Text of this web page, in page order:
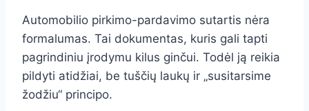
Automobilio pirkimo-pardavimo sutartis nėra
formalumas. Tai dokumentas, kuris gali tapti
pagrindiniu įrodymu kilus ginčui. Todėl ją reikia
pildyti atidžiai, be tuščių laukų ir „susitarsime
žodžiu“ principo.